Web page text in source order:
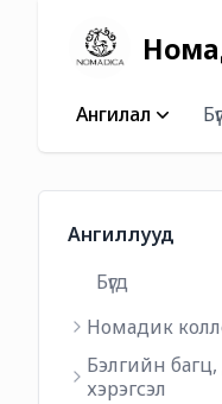
Ангилал
Ангиллууд
Бүгд
Номадик
Бэлгийн
хэрэгсэл